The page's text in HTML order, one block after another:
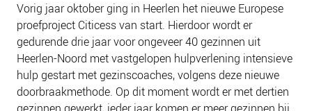
Vorig jaar oktober ging in Heerlen het nieuwe Europese
proefproject Citicess van start. Hierdoor wordt er
gedurende drie jaar voor ongeveer 40 gezinnen uit
Heerlen-Noord met vastgelopen hulpverlening intensieve
hulp gestart met gezinscoaches, volgens deze nieuwe
doorbraakmethode. Op dit moment wordt er met dertien